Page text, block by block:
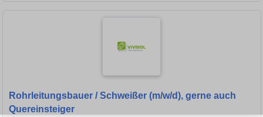
Rohrleitungsbauer / Schweißer (m/w/d), gerne auch
Quereinsteiger